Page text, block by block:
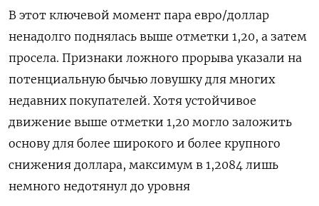
В этот ключевой момент пара евро/доллар
ненадолго поднялась выше отметки 1,20, а затем
просела. Признаки ложного прорыва указали на
потенциальную бычью ловушку для многих
недавних покупателей. Хотя устойчивое
движение выше отметки 1,20 могло заложить
основу для более широкого и более крупного
снижения доллара, максимум в ​1,2084 лишь
немного ⁠недотянул до уровня